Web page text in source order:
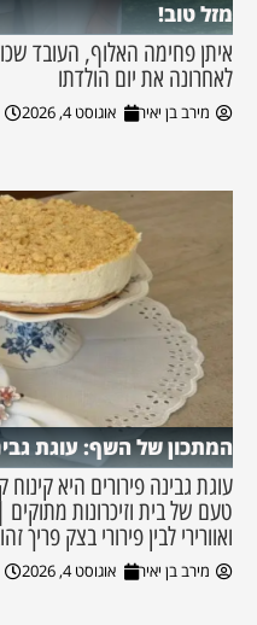
מזל טוב!
איתן פחימה האלוף, העובד
לאחרונה את יום הולדתו
מירב בן יאיר אוגוסט 4, 2026
המתכון של השף: עוגת
עוגת גבינה פירורים היא
טעם של בית וזיכרונות
ואוורירי לבין פירורי בצק
מירב בן יאיר אוגוסט 4, 2026